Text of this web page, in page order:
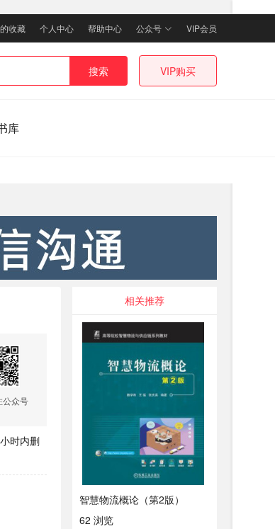
收藏 个人中心 帮助中心 公众号 VIP会员
搜索 VIP购买
库
公众号
时内删
相关推荐
智慧物流概论（第2版）
62 浏览